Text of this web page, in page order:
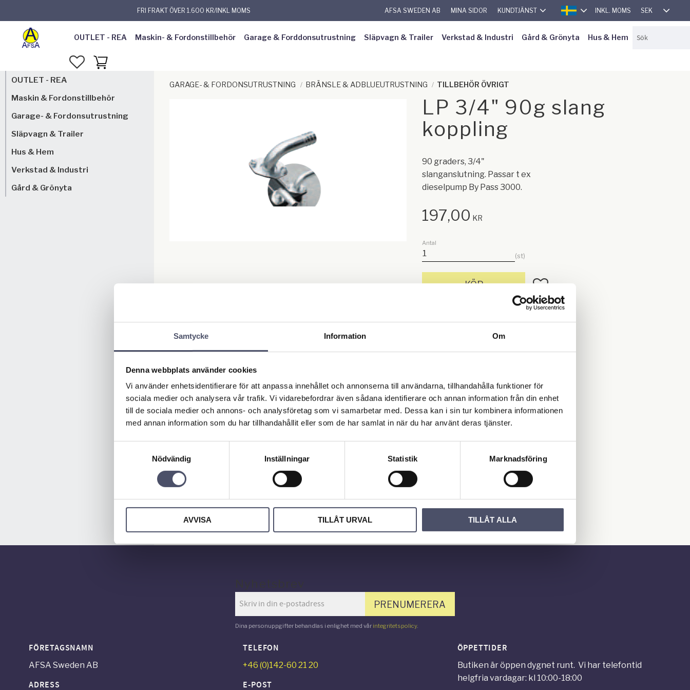
Samtycke Information Om
Denna webbplats använder cookies
Vi använder enhetsidentifierare för att anpassa innehållet och annonserna till användarna, tillhandahålla funktioner för
sociala medier och analysera vår trafik. Vi vidarebefordrar även sådana identifierare och annan information från din enhet
till de sociala medier och annons- och analysföretag som vi samarbetar med. Dessa kan i sin tur kombinera informationen
med annan information som du har tillhandahållit eller som de har samlat in när du har använt deras tjänster.
Nödvändig
Inställningar Statistik Marknadsföring
AVVISA TILLÅT URVAL TILLÅT ALLA
FRI FRAKT ÖVER 1.600 KR/INKL MOMS AFSA SWEDEN AB MINA SIDOR KUNDTJÄNST
SVENSKA
INKL. MOMS SEK
OUTLET - REA Maskin- & Fordonstillbehör Garage & Forddonsutrustning Släpvagn & Trailer Verkstad & Industri Gård & Grönyta Hus & Hem
FAVORITER
KUNDVAGN
GARAGE- & FORDONSUTRUSTNING BRÄNSLE & ADBLUEUTRUSTNING TILLBEHÖR ÖVRIGT
LP 3/4" 90g slang
koppling
90 graders, 3/4"
slanganslutning. Passar t ex
dieselpump By Pass 3000.
197,00 KR
Antal
st
KÖP Lägg till i favoriter
Ge ett omdöme!
Omdömen
Du
Bli den första att lämna ett
OUTLET - REA
Maskin & Fordonstillbehör
Garage- & Fordonsutrustning
Släpvagn & Trailer
Hus & Hem
Verkstad & Industri
Gård & Grönyta
PRENUMERERA
Dina personuppgifter behandlas i enlighet med vår integritetspolicy.
FÖRETAGSNAMN
AFSA Sweden AB
ADRESS
TELEFON
+46 (0)142-60 21 20
E-POST
ÖPPETTIDER
Butiken är öppen dygnet runt. Vi har telefontid
helgfria vardagar: kl 10:00-18:00